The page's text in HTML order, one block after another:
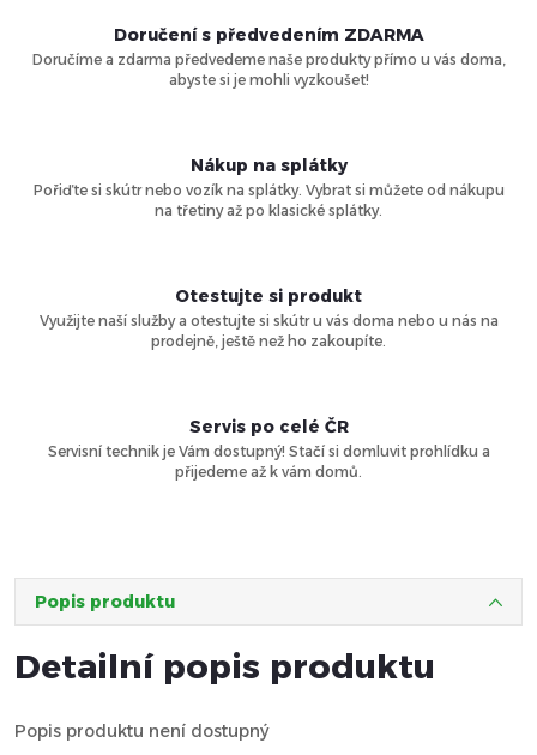
Doručení s předvedením ZDARMA
Doručíme a zdarma předvedeme naše produkty přímo u vás doma,
abyste si je mohli vyzkoušet!
Nákup na splátky
Pořiďte si skútr nebo vozík na splátky. Vybrat si můžete od nákupu
na třetiny až po klasické splátky.
Otestujte si produkt
Využijte naší služby a otestujte si skútr u vás doma nebo u nás na
prodejně, ještě než ho zakoupíte.
Servis po celé ČR
Servisní technik je Vám dostupný! Stačí si domluvit prohlídku a
přijedeme až k vám domů.
Popis produktu
Detailní popis produktu
Popis produktu není dostupný